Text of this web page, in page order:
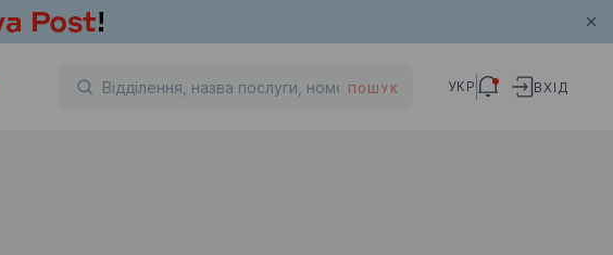
ПОШУК УКР ВХІД